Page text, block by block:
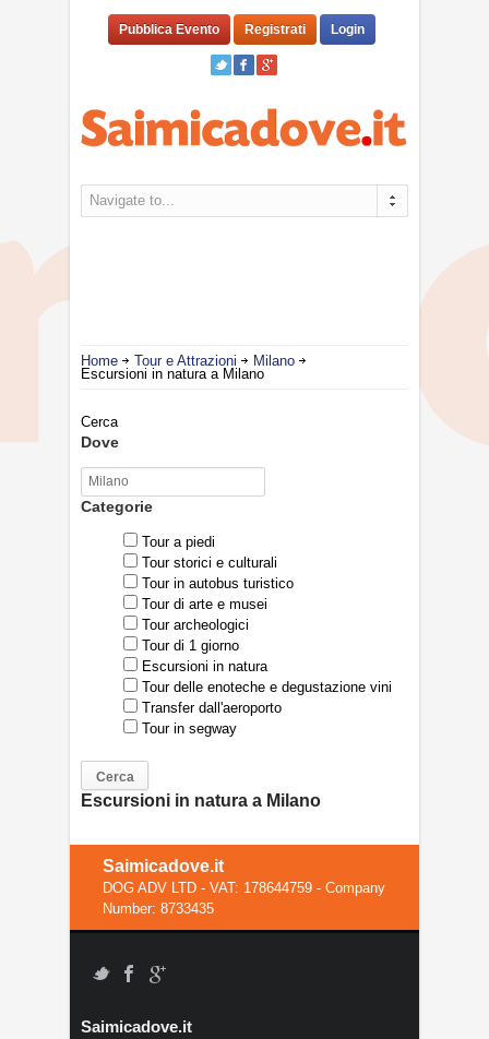
Pubblica Evento Registrati Login
Navigate to...
Home Tour e Attrazioni
Milano
Escursioni in natura a Milano
Cerca
Dove
Categorie
Tour a piedi
Tour storici e culturali
Tour in autobus turistico
Tour di arte e musei
Tour archeologici
Tour di 1 giorno
Escursioni in natura
Tour delle enoteche e degustazione vini
Transfer dall'aeroporto
Tour in segway
Escursioni in natura a Milano
Saimicadove.it
DOG ADV LTD - VAT: 178644759 - Company
Number: 8733435
Saimicadove.it